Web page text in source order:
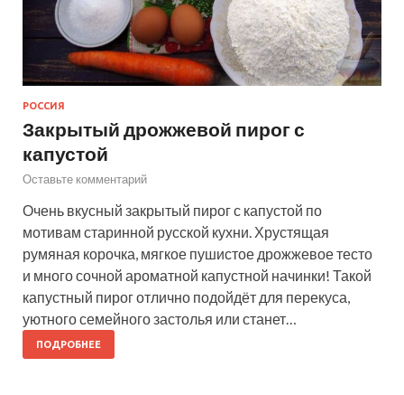
РОССИЯ
Закрытый дрожжевой пирог с
капустой
Оставьте комментарий
Очень вкусный закрытый пирог с капустой по
мотивам старинной русской кухни. Хрустящая
румяная корочка, мягкое пушистое дрожжевое тесто
и много сочной ароматной капустной начинки! Такой
капустный пирог отлично подойдёт для перекуса,
уютного семейного застолья или станет…
ПОДРОБНЕЕ